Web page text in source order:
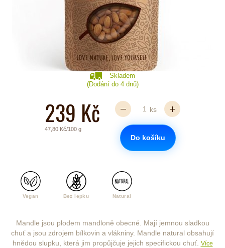
Skladem
(Dodání do 4 dnů)
239 Kč
47,80 Kč/100 g
ks
Do košíku
Vegan Bez lepku Natural
Mandle jsou plodem mandloně obecné. Mají jemnou sladkou
chuť a jsou zdrojem bílkovin a vlákniny. Mandle natural obsahují
hnědou slupku, která jim propůjčuje jejich specifickou chuť. Více